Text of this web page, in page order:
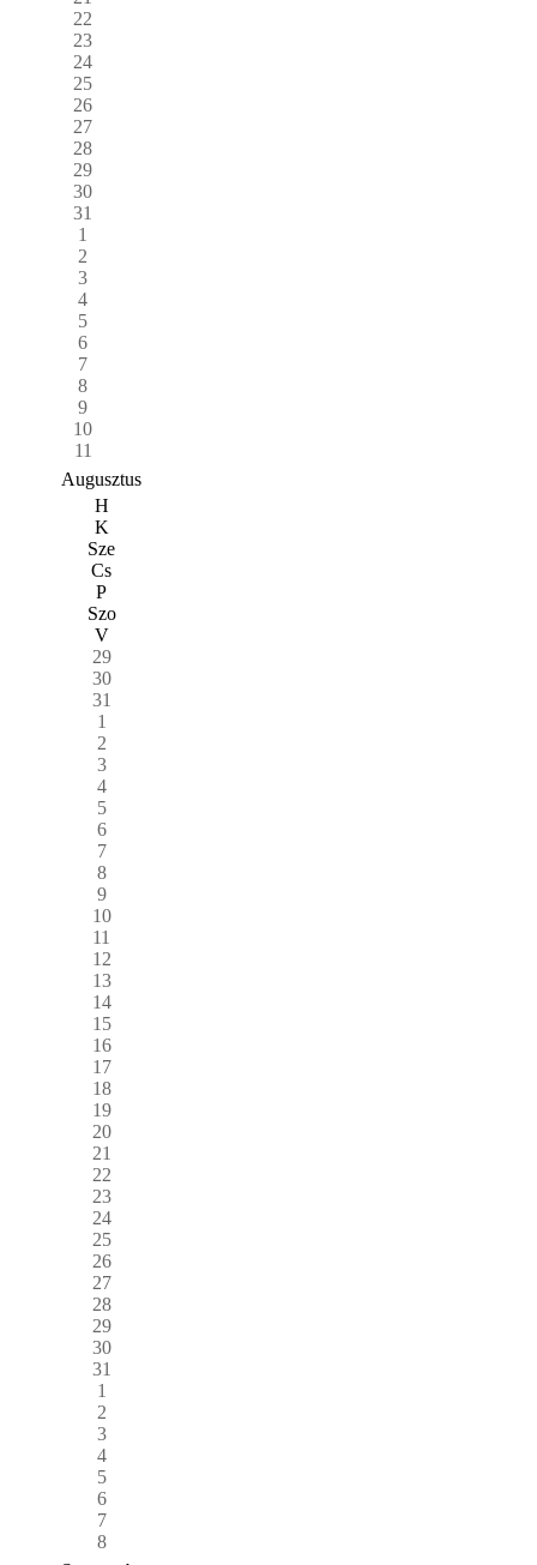
22
23
24
25
26
27
28
29
30
31
1
2
3
4
5
6
7
8
9
10
11
Augusztus
H
K
Sze
Cs
P
Szo
V
29
30
31
1
2
3
4
5
6
7
8
9
10
11
12
13
14
15
16
17
18
19
20
21
22
23
24
25
26
27
28
29
30
31
1
2
3
4
5
6
7
8